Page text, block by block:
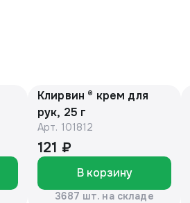
Клирвин ® крем для
рук, 25 г
Арт. 101812
121 ₽
В корзину
3687 шт. на складе